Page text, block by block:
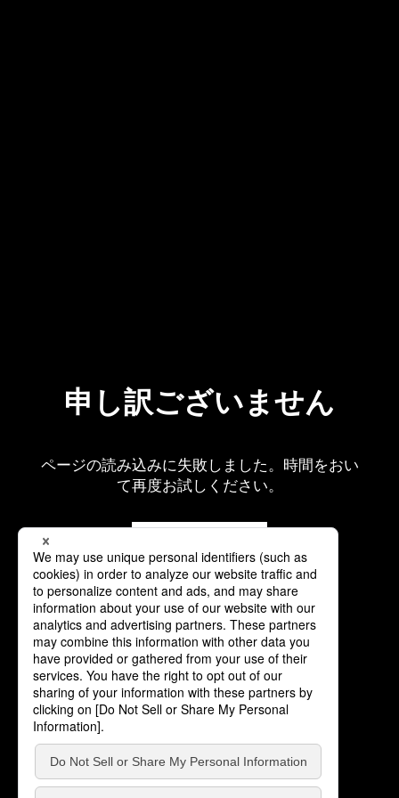
申し訳ございません
ページの読み込みに失敗しました。時間をおい
て再度お試しください。